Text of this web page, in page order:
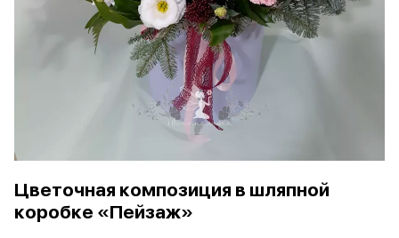
Цветочная композиция в шляпной
коробке «Пейзаж»